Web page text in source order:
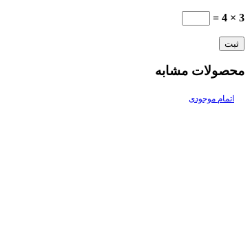
3 × 4 =
محصولات مشابه
اتمام موجودی